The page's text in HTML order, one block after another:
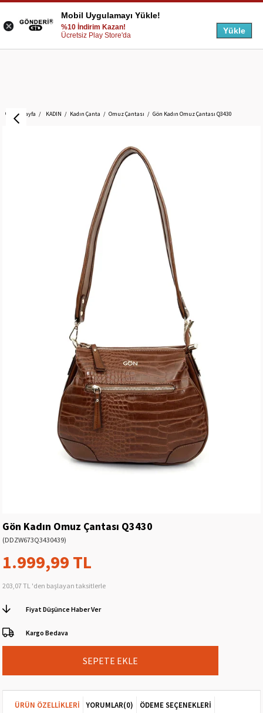
Anasayfa KADIN Kadın Çanta Omuz Çantası Gön Kadın Omuz Çantası Q3430
Gön Kadın Omuz Çantası Q3430
(DDZW673Q3430439)
1.999,99 TL
203,07 TL 'den başlayan taksitlerle
Fiyat Düşünce Haber Ver
Kargo Bedava
ÜRÜN ÖZELLIKLERI YORUMLAR(0)
ÖDEME SEÇENEKLERI
Mobil Uygulamayı Yükle!
%10 İndirim Kazan!
Ücretsiz Play Store'da
Yükle